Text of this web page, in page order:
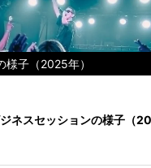
様子（2025年）
ネスセッションの様子（